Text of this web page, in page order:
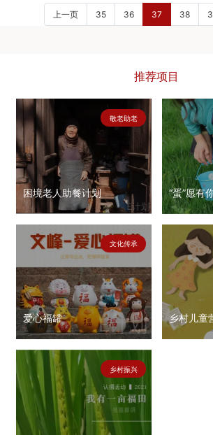
上一页 35 36 37 38
推荐项目
困境老人助餐计划
敬老助老
“蛋”愿有
爱心福罐
文化传承
乡村儿童
乡村振兴